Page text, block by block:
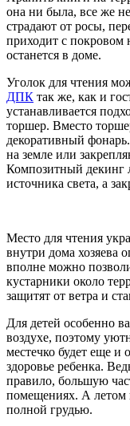
она ни была, все же
страдают от росы,
приходит с покровом
останется в доме.
Уголок для чтения
ДПК так же, как и
устанавливается
торшер. Вместо
декоративный
на земле или
Композитный декинг
источника света, а
Место для чтения
внутри дома хозяева
вполне можно
кустарники около
защитят от ветра и
Для детей особенно
воздухе, поэтому
местечко будет еще и
здоровье ребенка.
правило, большую
помещениях. А летом
полной грудью.